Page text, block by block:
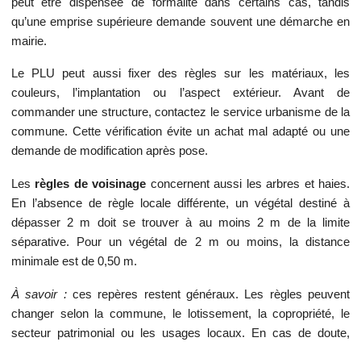
qu’une emprise supérieure demande souvent une démarche en
mairie.
Le PLU peut aussi fixer des règles sur les matériaux, les
couleurs, l’implantation ou l’aspect extérieur. Avant de
commander une structure, contactez le service urbanisme de la
commune. Cette vérification évite un achat mal adapté ou une
demande de modification après pose.
Les règles de voisinage concernent aussi les arbres et haies.
En l’absence de règle locale différente, un végétal destiné à
dépasser 2 m doit se trouver à au moins 2 m de la limite
séparative. Pour un végétal de 2 m ou moins, la distance
minimale est de 0,50 m.
À savoir :ces repères restent généraux. Les règles peuvent
changer selon la commune, le lotissement, la copropriété, le
secteur patrimonial ou les usages locaux. En cas de doute,